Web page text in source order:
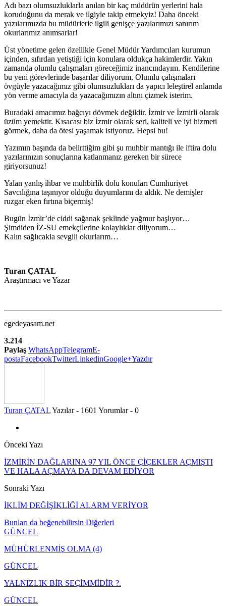
Adı bazı olumsuzluklarla anılan bir kaç müdürün yerlerini hala
koruduğunu da merak ve ilgiyle takip etmekyiz! Daha önceki
yazılarımızda bu müdürlerle ilgili genişçe yazılarımızı sanırım
okurlarımız anımsarlar!
Üst yönetime gelen özellikle Genel Müdür Yardımcıları kurumun
içinden, sıfırdan yetiştiği için konulara oldukça hakimlerdir. Yakın
zamanda olumlu çalışmaları göreceğimiz inancındayım. Kendilerine
bu yeni görevlerinde başarılar diliyorum. Olumlu çalışmaları
övgüyle yazacağımız gibi olumsuzlukları da yapıcı leleştirel anlamda
yön verme amacıyla da yazacağımızın altını çizmek isterim.
Buradaki amacımız bağcıyı dövmek değildir. İzmir ve İzmirli olarak
üzüm yemektir. Kısacası biz İzmir olarak seri, kaliteli ve iyi hizmeti
görmek, daha da ötesi yaşamak istiyoruz. Hepsi bu!
Yazımın başında da belirttiğim gibi şu muhbir mantığı ile iftira dolu
yazılarınızın sonuçlarına katlanmanız gereken bir sürece
giriyorsunuz!
Yalan yanlış ihbar ve muhbirlik dolu konuları Cumhuriyet
Savcılığına taşınıyor olduğu duyumlarını da aldık. Ne demişler
ruzgar eken fırtına biçermiş!
Bugün İzmir’de ciddi sağanak şeklinde yağmur başlıyor…
Şimdiden İZ-SU emekçilerine kolaylıklar diliyorum…
Kalın sağlıcakla sevgili okurlarım…
Turan ÇATAL
Araştırmacı ve Yazar
egedeyasam.net
3.214
Paylaş WhatsAppTelegramE-
postaFacebookTwitterLinkedinGoogle+Yazdır
Turan ÇATALYazılar - 1601 Yorumlar - 0
Önceki Yazı
İZMİRİN DAĞLARINA 97 YIL ÖNCE ÇİÇEKLER AÇMIŞTI
VE HALA AÇMAYA DA DEVAM EDİYOR
Sonraki Yazı
İKLİM DEĞİŞİKLİĞİ ALARM VERİYOR
Bunları da beğenebilirsin Diğerleri
GÜNCEL
MÜHÜRLENMİŞ OLMA (4)
GÜNCEL
YALNIZLIK BİR SEÇİMMİDİR ?.
GÜNCEL